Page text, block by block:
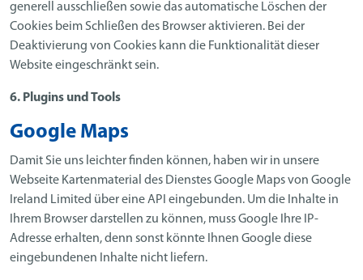
generell ausschließen sowie das automatische Löschen der
Cookies beim Schließen des Browser aktivieren. Bei der
Deaktivierung von Cookies kann die Funktionalität dieser
Website eingeschränkt sein.
6. Plugins und Tools
Google Maps
Damit Sie uns leichter finden können, haben wir in unsere
Webseite Kartenmaterial des Dienstes Google Maps von Google
Ireland Limited über eine API eingebunden. Um die Inhalte in
Ihrem Browser darstellen zu können, muss Google Ihre IP-
Adresse erhalten, denn sonst könnte Ihnen Google diese
eingebundenen Inhalte nicht liefern.